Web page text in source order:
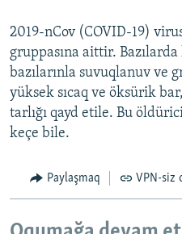
2019-nCov (COVID-19)
gruppasına aittir. Bazılarda
bazılarınla suvuqlanuv ve
yüksek sıcaq ve öksürik
tarlığı qayd etile. Bu
keçe bile.
Paylaşmaq VPN-siz